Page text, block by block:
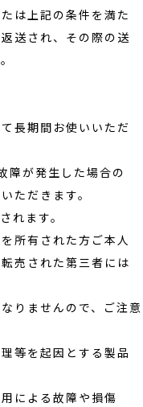
は上記の条件を満た
送され、その際の送
長期間お使いいただ
障が発生した場合の
ただきます。
れます。
所有された方ご本人
売された第三者には
りませんので、ご注意
等を起因とする製品
による故障や損傷